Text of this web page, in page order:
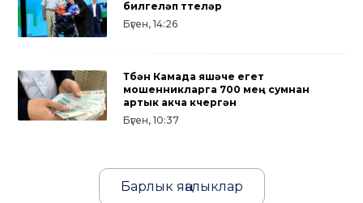
билгеләп үттеләр
Бүген, 14:26
Түбән Камада яшәүче егет
мошенникларга 700 мең сумнан
артык акча күчергән
Бүген, 10:37
Барлык яңалыклар